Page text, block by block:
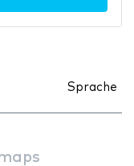
Sprache